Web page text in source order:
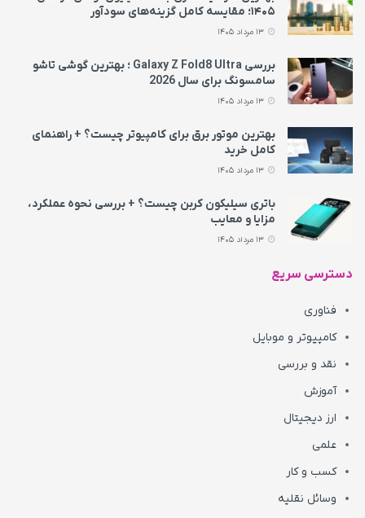
۱۴۰۵؛ مقایسه کامل گزینه‌های سودآور
بررسی Galaxy Z Fold8 Ultra ؛ بهترین گوشی تاشو
سامسونگ برای سال 2026
بهترین موتور برق برای کامپیوتر چیست؟ + راهنمای
کامل خرید
باتری سیلیکون کربن چیست؟ + بررسی نحوه عملکرد،
مزایا و معایب
دسترسی سریع
فناوری
کامپیوتر و موبایل
نقد و بررسی
آموزش
ارز دیجیتال
علمی
کسب و کار
وسائل نقلیه